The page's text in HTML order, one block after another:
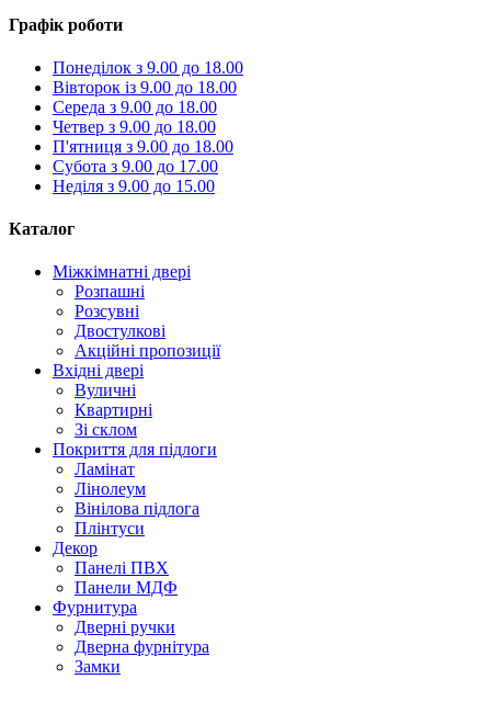
Графік роботи
Понеділок з 9.00 до 18.00
Вівторок із 9.00 до 18.00
Середа з 9.00 до 18.00
Четвер з 9.00 до 18.00
П'ятниця з 9.00 до 18.00
Субота з 9.00 до 17.00
Неділя з 9.00 до 15.00
Каталог
Міжкімнатні двері
Розпашні
Розсувні
Двостулкові
Акційні пропозиції
Вхідні двері
Вуличні
Квартирні
Зі склом
Покриття для підлоги
Ламінат
Лінолеум
Вінілова підлога
Плінтуси
Декор
Панелі ПВХ
Панели МДФ
Фурнитура
Дверні ручки
Дверна фурнітура
Замки